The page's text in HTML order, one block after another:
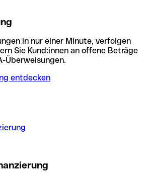
in nur einer Minute, verfolgen
Sie Kund:innen an offene Beträge
Überweisungen.
entdecken